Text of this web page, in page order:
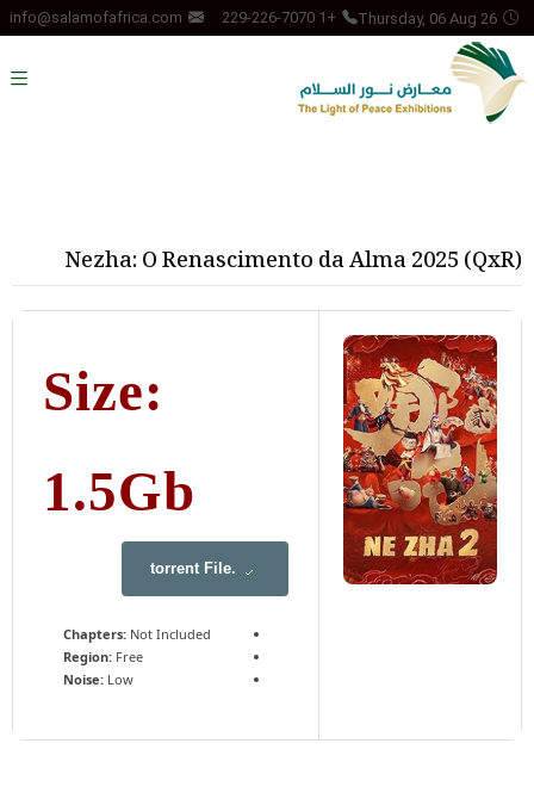
Thursday, 06 Aug 26
+1 229-226-7070
info@salamofafrica.com
Nezha: O Renascimento da Alma 2025 (QxR)
Size:
1.5Gb
.torrent File
Chapters: Not Included
Region: Free
Noise: Low